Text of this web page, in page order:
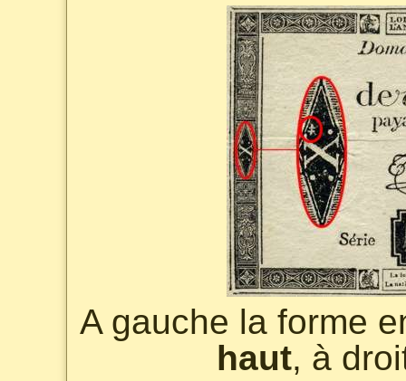
A gauche la forme
haut, à